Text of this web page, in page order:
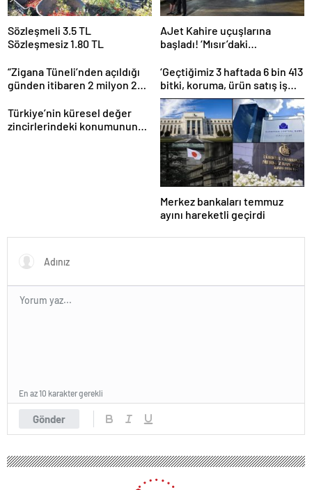
Sözleşmeli 3.5 TL
Sözleşmesiz 1.80 TL
AJet Kahire uçuşlarına
başladı! ‘Mısır’daki
getireceğiz’
“Zigana Tüneli’nden açıldığı
günden itibaren 2 milyon 200
‘Geçtiğimiz 3 haftada 6 bin 413
bitki, koruma, ürün satış iş
yeri denetlendi’
Türkiye’nin küresel değer
zincirlerindeki konumunun
Merkez bankaları temmuz
ayını hareketli geçirdi
Gönder
En az 10 karakter gerekli